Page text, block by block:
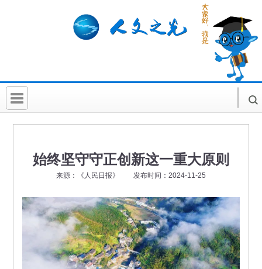
首 页
社科讲堂
始终坚守守正创新这一重大原则
来源：《人民日报》 发布时间：2024-11-25